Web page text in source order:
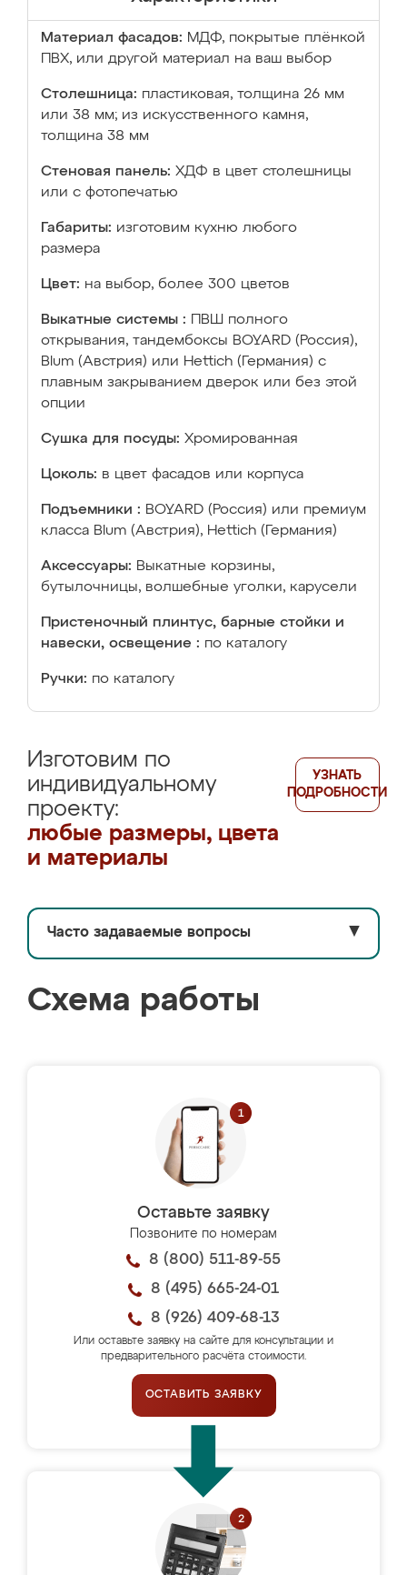
Материал фасадов: МДФ, покрытые плёнкой
ПВХ, или другой материал на ваш выбор
Столешница: пластиковая, толщина 26 мм
или 38 мм; из искусственного камня,
толщина 38 мм
Стеновая панель: ХДФ в цвет столешницы
или с фотопечатью
Габариты: изготовим кухню любого
размера
Цвет: на выбор, более 300 цветов
Выкатные системы :
ПВШ полного
открывания, тандембоксы BOYARD (Россия),
Blum (Австрия) или Hettich (Германия) с
плавным закрыванием дверок или без этой
опции
Сушка для посуды: Хромированная
Цоколь: в цвет фасадов или корпуса
Подъемники : BOYARD (Россия) или премиум
класса Blum (Австрия), Hettich (Германия)
Аксессуары: Выкатные корзины,
бутылочницы, волшебные уголки, карусели
Пристеночный плинтус, барные стойки и
навески, освещение : по каталогу
Ручки: по каталогу
Изготовим по
индивидуальному
проекту:
любые размеры, цвета
и материалы
УЗНАТЬ
ПОДРОБНОСТИ
Часто задаваемые вопросы ▼
Схема работы
Оставьте заявку
Позвоните по номерам
8 (800) 511-89-55
8 (495) 665-24-01
8 (926) 409-68-13
Или оставьте заявку на сайте для консультации и
предварительного расчёта стоимости.
ОСТАВИТЬ ЗАЯВКУ